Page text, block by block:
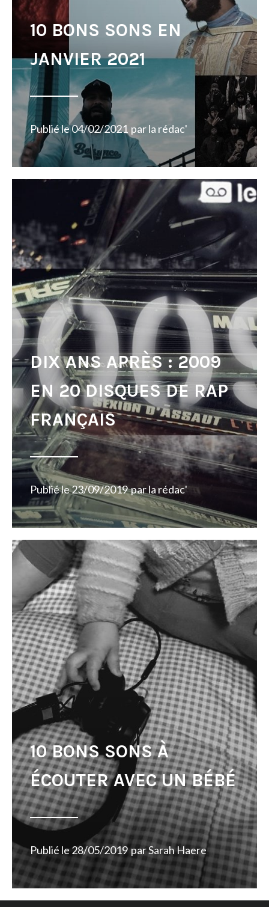
10 BONS SONS EN
JANVIER 2021
Publié le04/02/2021 parla rédac'
DIX ANS APRÈS : 2009
EN 20 DISQUES DE RAP
FRANÇAIS
Publié le23/09/2019 parla rédac'
10 BONS SONS À
ÉCOUTER AVEC UN BÉBÉ
Publié le28/05/2019 parSarah Haere